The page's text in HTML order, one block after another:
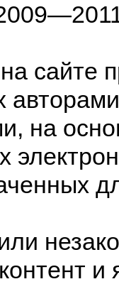
сайте
на
и